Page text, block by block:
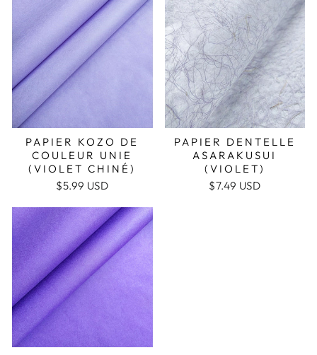
PAPIER KOZO DE
COULEUR UNIE
(VIOLET CHINÉ)
$5.99 USD
PAPIER DENTELLE
ASARAKUSUI
(VIOLET)
$7.49 USD